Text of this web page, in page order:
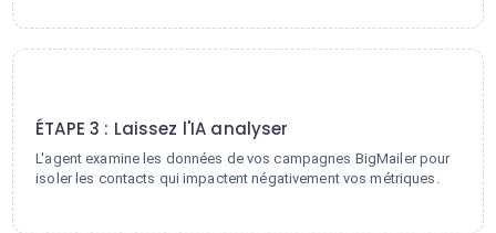
ÉTAPE 3 : Laissez l'IA analyser
L'agent examine les données de vos campagnes BigMailer pour
isoler les contacts qui impactent négativement vos métriques.